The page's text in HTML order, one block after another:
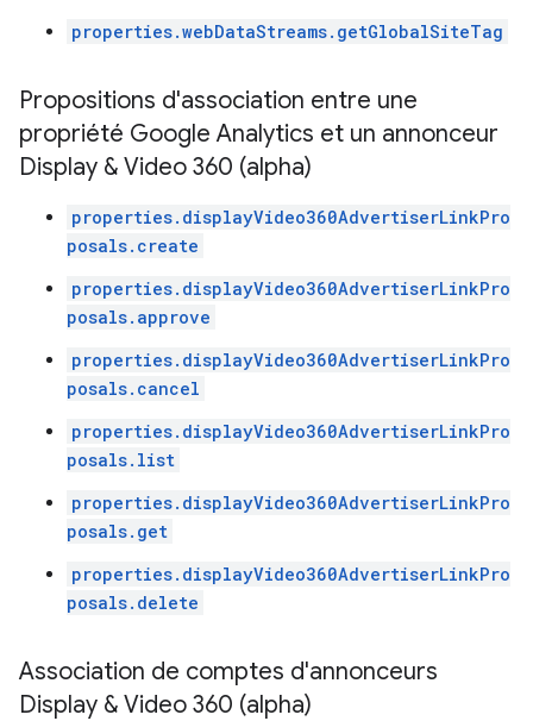
properties.webDataStreams.getGlobalSiteTag
Propositions d'association entre une
propriété Google Analytics et un annonceur
Display & Video 360 (alpha)
properties.displayVideo360AdvertiserLinkPro
posals.create
properties.displayVideo360AdvertiserLinkPro
posals.approve
properties.displayVideo360AdvertiserLinkPro
posals.cancel
properties.displayVideo360AdvertiserLinkPro
posals.list
properties.displayVideo360AdvertiserLinkPro
posals.get
properties.displayVideo360AdvertiserLinkPro
posals.delete
Association de comptes d'annonceurs
Display & Video 360 (alpha)